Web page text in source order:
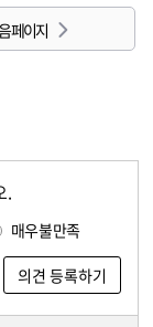
페이지
.
매우불만족